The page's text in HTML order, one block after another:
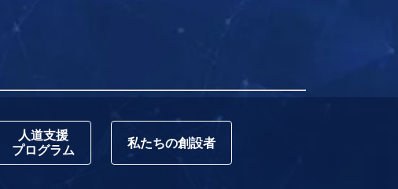
人道支援
プログラム
私たちの創設者